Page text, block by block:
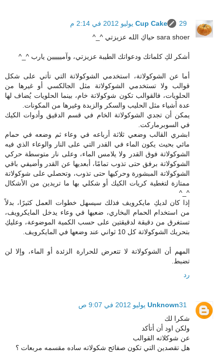
Cup Cake
29 يوليو 2012 في 2:14 م
sara shoer حياكِ الله عزيزتي ^_^
أشكر لكِ كلماتك ودعواتك الطيبة عزيزتي، وآمييييين يارب ^_^
أما عن الشوكولاتة، استخدمي الشوكولاتة التي تأتي على شكل
قوالب ولا تستخدمي الشوكولاتة مثل الجالكسي أو غيرها من
الحلويات، فالقوالب تكون شوكولاتة خام، بينما الحلويات يُضاف لها
عدة أشياء مثل الحليب والسكر والزبدة وغيرها من المكونات.
يمكن أن تجدي الشوكولاتة الخام في قسم الدقيق وأدوات الكيك
في السوبرماركت.
ابشري القالب وضعي ثلاثة أرباعه في وعاء ثم وضعه في حمام
مائي بحيث يكون الماء في القدر التي على النار والوعاء الذي فيه
الشوكولاتة فوق القدر ولا يلامس الماء، وعلى نار متوسطة حركي
الشوكولاتة برفق حتى تذوب تمامًا، أبعديها عن القدر وأضيفي باقي
الشوكولاتة المبشورة وحركيها حتى تذوب، وتحصلي على شوكولاتة
ممتازة لتغطية كريات الكيك أو شكلي بها ما تريدين من الأشكال
^_^
إذا كان لديكِ مايكرويف فذلك سيسهل خطوات العمل كثيرًا، بدلاً
من استخدام الحمام البخاري، ضعيها في وعاء يدخل المايكرويف،
تستغرق من دقيقة لدقيقتين على حسب الكمية الموضوعة، وعليكِ
بتحريك الشوكولاتة كل 10 ثواني عند وضعها في المايكرويف.
المهم أن الشوكولاتة لا تتعرض للحرارة الزئدة أو الماء، وإلا لن
تضبط.
رد
Unknown31 يوليو 2012 في 9:07 ص
شكرا لك
ولكن اود أن أتأكد
عن شوكلاته القوالب
هل تقصدين التي تكون صفائح شكولاته ساده مقسمه مربعات ؟